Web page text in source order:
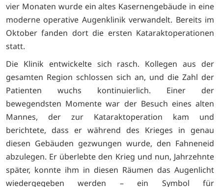
vier Monaten wurde ein altes Kasernengebäude in eine
moderne operative Augenklinik verwandelt. Bereits im
Oktober fanden dort die ersten Kataraktoperationen
statt.
Die Klinik entwickelte sich rasch. Kollegen aus der
gesamten Region schlossen sich an, und die Zahl der
Patienten wuchs kontinuierlich. Einer der
bewegendsten Momente war der Besuch eines alten
Mannes, der zur Kataraktoperation kam und
berichtete, dass er während des Krieges in genau
diesen Gebäuden gezwungen wurde, den Fahneneid
abzulegen. Er überlebte den Krieg und nun, Jahrzehnte
später, konnte ihm in diesen Räumen das Augenlicht
wiedergegeben werden – ein Symbol für